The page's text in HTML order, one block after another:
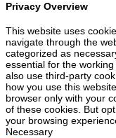
Privacy Overview
This website uses
navigate through the
categorized as
essential for the
also use third-party
how you use this
browser only with your
of these cookies. But
your browsing
Necessary